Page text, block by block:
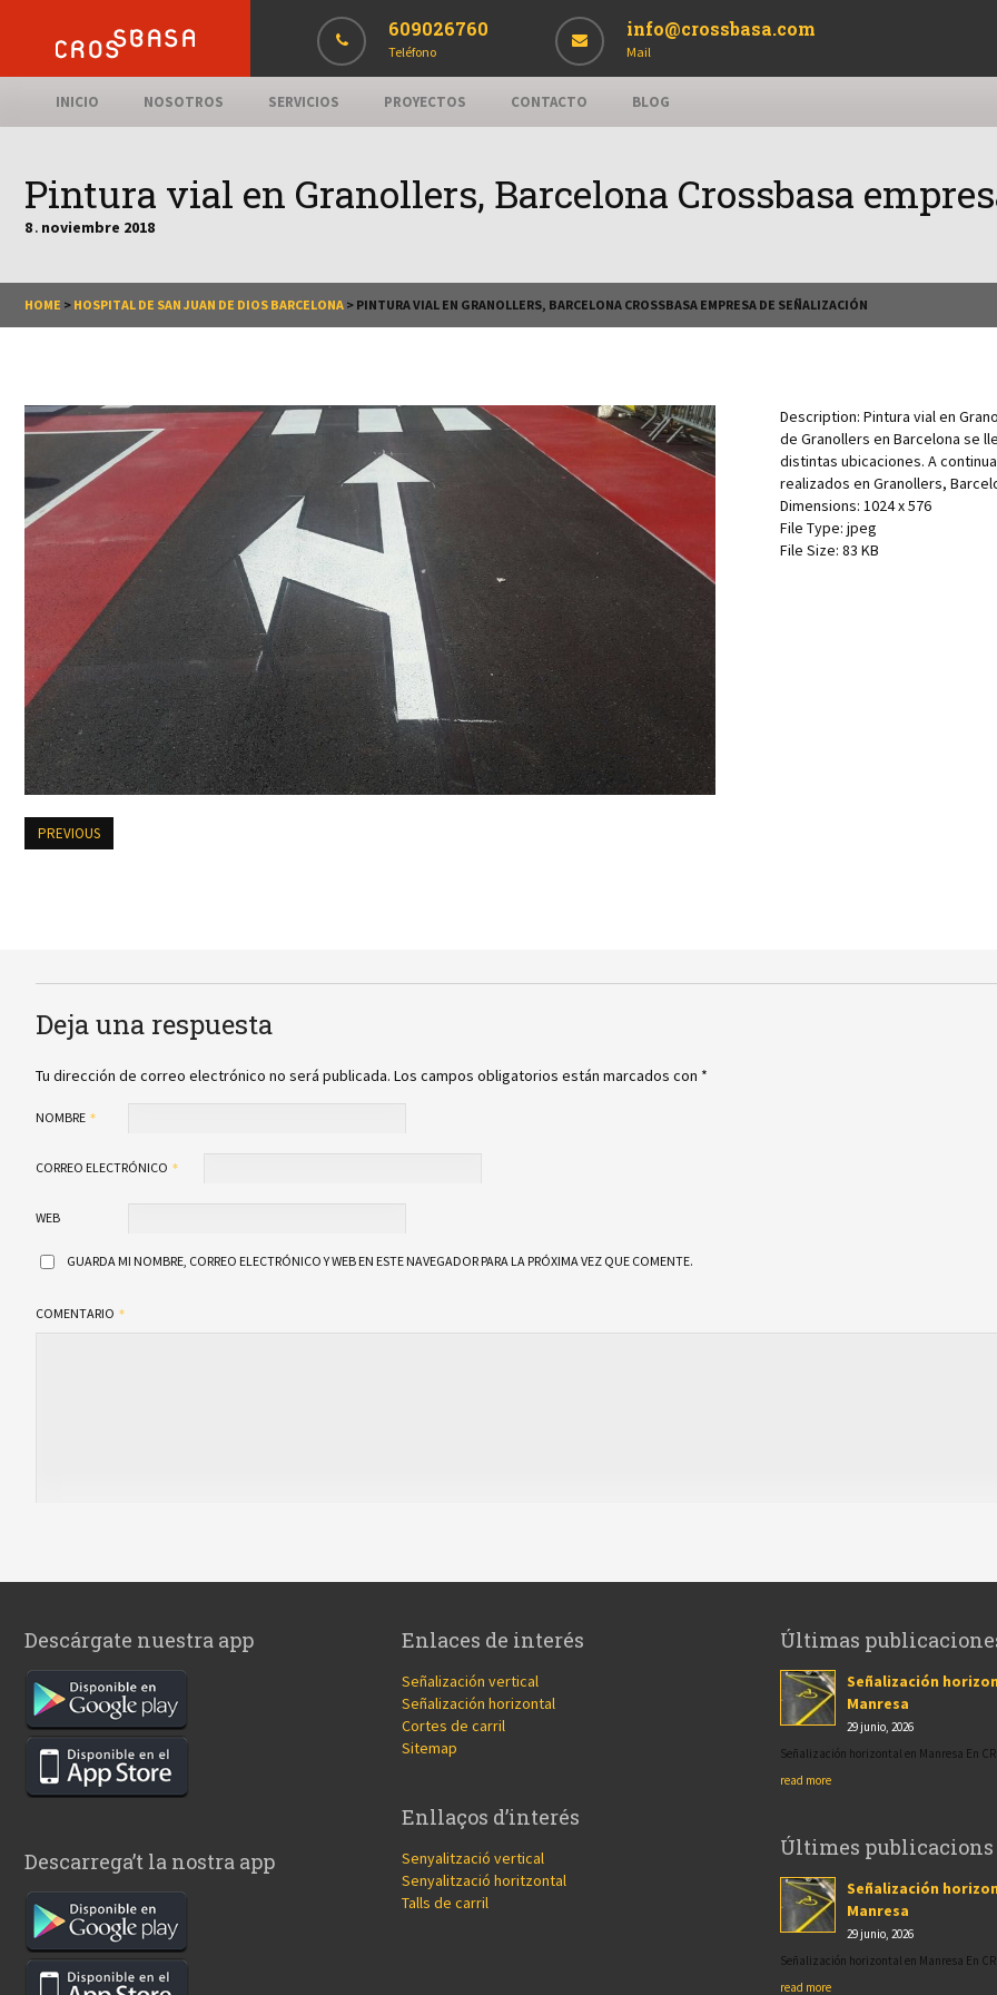
609026760
Teléfono
info@crossbasa.com
Mail
INICIO NOSOTROS SERVICIOS PROYECTOS CONTACTO BLOG
Pintura vial en Granollers, Barcelona Crossbasa
8 . noviembre 2018
HOME > HOSPITAL DE SAN JUAN DE DIOS BARCELONA > PINTURA VIAL EN GRANOLLERS, BARCELONA CROSSBASA EMPRESA DE SEÑALIZACIÓN
Description: Pintura vial en
de Granollers en Barcelona se
distintas ubicaciones. A
realizados en Granollers,
Dimensions: 1024 x 576
File Type: jpeg
File Size: 83 KB
PREVIOUS
Deja una respuesta
Tu dirección de correo electrónico no será publicada. Los campos obligatorios están marcados con *
NOMBRE
CORREO ELECTRÓNICO
WEB
GUARDA MI NOMBRE, CORREO ELECTRÓNICO Y WEB EN ESTE NAVEGADOR PARA LA PRÓXIMA VEZ QUE COMENTE.
COMENTARIO
Descárgate nuestra app
Descarrega’t la nostra app
Enlaces de interés
Señalización vertical
Señalización horizontal
Cortes de carril
Sitemap
Enllaços d’interés
Senyalització vertical
Senyalització horitzontal
Talls de carril
Últimas
Señalización
Manresa
29 junio, 2026
Señalización horizontal en Manresa En
read more
Últimes publicacions
Señalización
Manresa
29 junio, 2026
Señalización horizontal en Manresa En
read more